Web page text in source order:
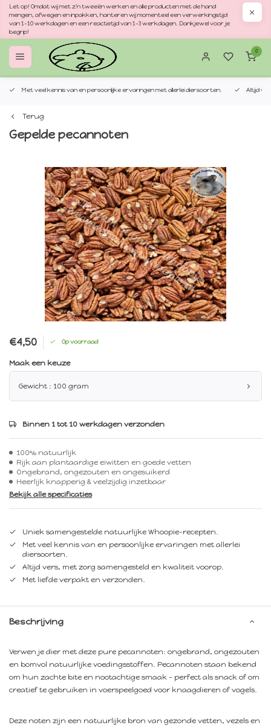
Let op! Omdat wij met z'n tweeën werken en alle producten met de hand
mengen, afwegen en inpakken, hanteren wij momenteel een verwerkingstijd
van 1–10 werkdagen en een reactietijd van 1–3 werkdagen. Dankjewel voor je
begrip!
0
Met veel kennis van en persoonlijke ervaringen met allerlei diersoorten. Altijd
Terug
Gepelde pecannoten
€4,50 Op voorraad
Maak een keuze
Gewicht : 100 gram
Binnen 1 tot 10 werkdagen verzonden
100% natuurlijk
Rijk aan plantaardige eiwitten en goede vetten
Ongebrand, ongezouten en ongesuikerd
Heerlijk knapperig & veelzijdig inzetbaar
Bekijk alle specificaties
Uniek samengestelde natuurlijke Whoopie-recepten.
Met veel kennis van en persoonlijke ervaringen met allerlei
diersoorten.
Altijd vers, met zorg samengesteld en kwaliteit voorop.
Met liefde verpakt en verzonden.
Beschrijving
Verwen je dier met deze pure pecannoten: ongebrand, ongezouten
en bomvol natuurlijke voedingsstoffen. Pecannoten staan bekend
om hun zachte bite en nootachtige smaak – perfect als snack of om
creatief te gebruiken in voerspeelgoed voor knaagdieren of vogels.
Deze noten zijn een natuurlijke bron van gezonde vetten, vezels en